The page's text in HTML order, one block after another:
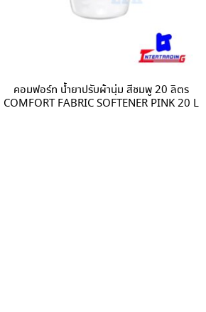
คอมฟอร์ท น้ำยาปรับผ้านุ่ม สีชมพู 20 ลิตร
COMFORT FABRIC SOFTENER PINK 20 L